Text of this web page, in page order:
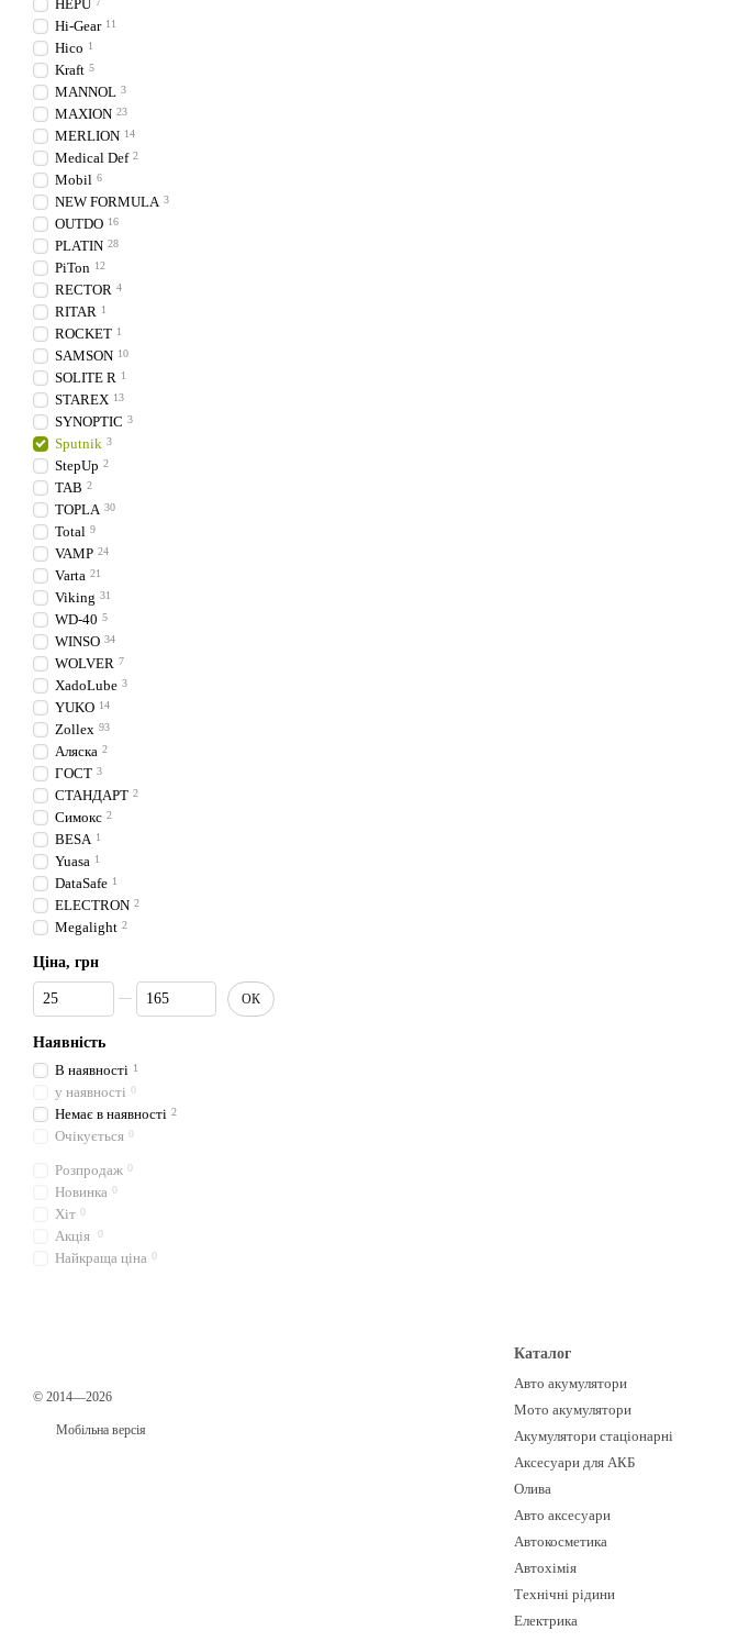
HEPU
Hi-Gear 11
Hico 1
Kraft 5
MANNOL 3
MAXION 23
MERLION 14
Medical Def 2
Mobil 6
NEW FORMULA 3
OUTDO 16
PLATIN 28
PiTon 12
RECTOR 4
RITAR 1
ROCKET 1
SAMSON 10
SOLITE R 1
STAREX 13
SYNOPTIC 3
Sputnik 3
StepUp 2
TAB 2
TOPLA 30
Total 9
VAMP 24
Varta 21
Viking 31
WD-40 5
WINSO 34
WOLVER 7
XadoLube 3
YUKO 14
Zollex 93
Аляска 2
ГОСТ 3
СТАНДАРТ 2
Симокс 2
BESA 1
Yuasa 1
DataSafe 1
ELECTRON 2
Megalight 2
Ціна, грн
Від Ціна, грн
До Ціна, грн
ОК
Наявність
В наявності 1
у наявності 0
Немає в наявності 2
Очікується 0
Розпродаж 0
Новинка 0
Хіт 0
Акція 0
Найкраща ціна 0
© 2014—2026
Мобільна версія
Каталог
Авто акумулятори
Мото акумулятори
Акумулятори стаціонарні
Аксесуари для АКБ
Олива
Авто аксесуари
Автокосметика
Автохімія
Технічні рідини
Електрика